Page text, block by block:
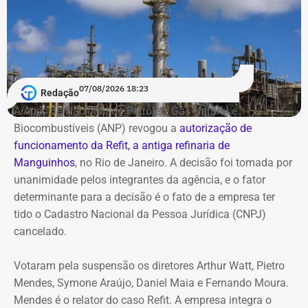
Deputado Fábio Silva em declaração de bens em 2022 — Foto:
Reprodução/Divulgacand
federal de R$ 4,89 milhões e um apartamento em São
Paulo declarado por R$ 4,11 milhões. Há ainda um
apartamento financiado na cidade do Rio de Janeiro,
estimado em R$ 1,61 milhão.
Antonio Rueda declara Mercedes de
R$ 2,35 milhões
Entre os bens declarados também estão um Mercedes-
Benz AMG G63, avaliado em R$ 2,35 milhões, um
Volkswagen Passat de R$ 115 mil, R$ 709 mil em “bens
móveis de uso pessoal” e R$ 35 mil em dinheiro em
espécie.
Redação07/08/2026 18:23
A Agência Nacional do Petróleo, Gás Natural e
Biocombustíveis (ANP) revogou a autorização de
funcionamento da Refit, a antiga refinaria de
Manguinhos, no Rio de Janeiro. A decisão foi tomada por
unanimidade pelos integrantes da agência, e o fator
determinante para a decisão é o fato de a empresa ter
tido o Cadastro Nacional da Pessoa Jurídica (CNPJ)
cancelado.
Votaram pela suspensão os diretores Arthur Watt, Pietro
Mendes, Symone Araújo, Daniel Maia e Fernando Moura.
Mendes é o relator do caso Refit. A empresa integra o